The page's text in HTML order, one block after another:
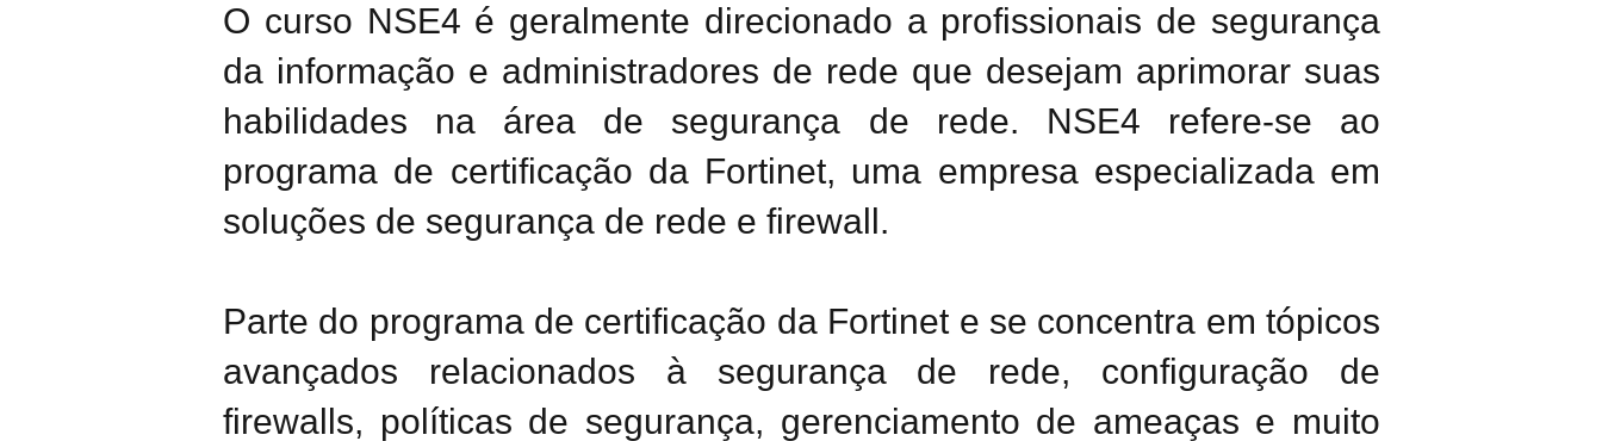
O curso NSE4 é geralmente direcionado a profissionais de segurança
da informação e administradores de rede que desejam aprimorar suas
habilidades na área de segurança de rede. NSE4 refere-se ao
programa de certificação da Fortinet, uma empresa especializada em
soluções de segurança de rede e firewall.
Parte do programa de certificação da Fortinet e se concentra em tópicos
avançados relacionados à segurança de rede, configuração de
firewalls, políticas de segurança, gerenciamento de ameaças e muito